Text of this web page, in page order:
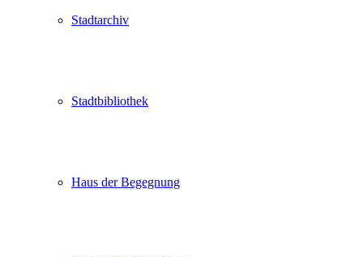
Stadtarchiv
Stadtbibliothek
Haus der Begegnung